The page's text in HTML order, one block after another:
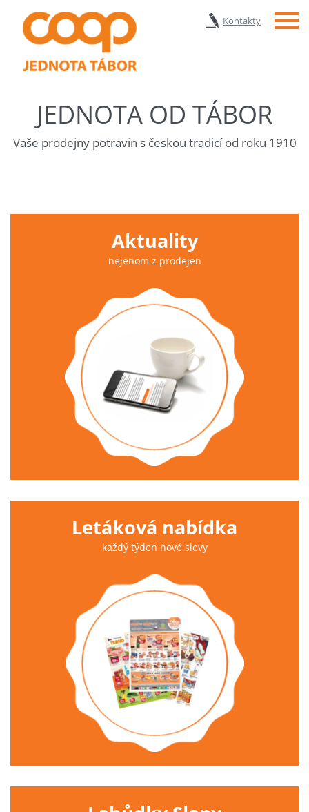
Kontakty Menu
JEDNOTA OD TÁBOR
Vaše prodejny potravin s českou tradicí od roku 1910
Aktuality
nejenom z prodejen
Letáková nabídka
každý týden nové slevy